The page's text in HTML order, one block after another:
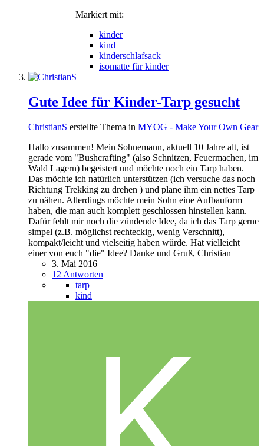
Markiert mit:
kinder
kind
kinderschlafsack
isomatte für kinder
Gute Idee für Kinder-Tarp gesucht
ChristianS erstellte Thema in MYOG - Make Your Own Gear
Hallo zusammen! Mein Sohnemann, aktuell 10 Jahre alt, ist
gerade vom "Bushcrafting" (also Schnitzen, Feuermachen, im
Wald Lagern) begeistert und möchte noch ein Tarp haben.
Das möchte ich natürlich unterstützen (ich versuche das noch
Richtung Trekking zu drehen ) und plane ihm ein nettes Tarp
zu nähen. Allerdings möchte mein Sohn eine Aufbauform
haben, die man auch komplett geschlossen hinstellen kann.
Dafür fehlt mir noch die zündende Idee, da ich das Tarp gerne
simpel (z.B. möglichst rechteckig, wenig Verschnitt),
kompakt/leicht und vielseitig haben würde. Hat vielleicht
einer von euch "die" Idee? Danke und Gruß, Christian
3. Mai 2016
12 Antworten
tarp
kind